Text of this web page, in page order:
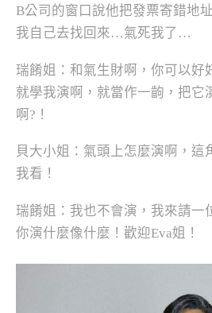
B公司的窗口說他把發票寄錯地
我自己去找回來…氣死我了…
瑞餚姐：和氣生財啊，你可以好
就學我演啊，就當作一齣，把它
啊?！
貝大小姐：氣頭上怎麼演啊，這
我看！
瑞餚姐：我也不會演，我來請一
你演什麼像什麼！歡迎Eva姐！